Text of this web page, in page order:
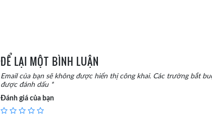
ĐỂ LẠI MỘT BÌNH LUẬN
Email của bạn sẽ không được hiển thị công khai. Các trường bắt
được đánh dấu *
Đánh giá của bạn